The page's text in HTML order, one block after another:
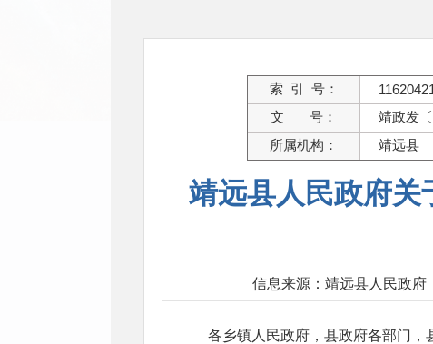
索 引 号：
文 号：
靖政发
所属机构：
靖远县
靖远县人民政府关
信息来源：靖远县人民政府
各乡镇人民政府，县政府各部门，